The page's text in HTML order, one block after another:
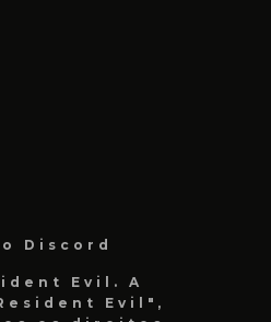
Discord
Evil. A
Evil",